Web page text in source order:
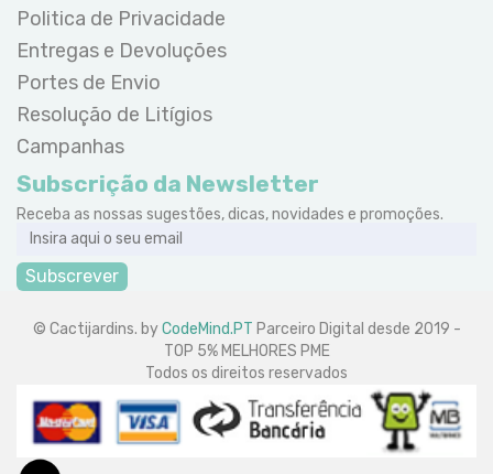
Politica de Privacidade
Entregas e Devoluções
Portes de Envio
Resolução de Litígios
Campanhas
Subscrição da Newsletter
Receba as nossas sugestões, dicas, novidades e promoções.
Subscrever
© Cactijardins. byCodeMind.PT Parceiro Digital desde 2019 -
TOP 5% MELHORES PME
Todos os direitos reservados